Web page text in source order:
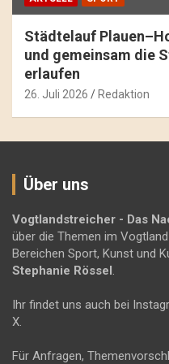
Städtelauf
und gemeinsam die
erlaufen
26. Juli 2026 Redaktion
Über uns
Vogtlandstreicher - Das
über die Themen im
Bereichen Sport, Kunst und
Stephanie Rössel.
Ihr findet uns auch bei
X.
Für Anfragen,